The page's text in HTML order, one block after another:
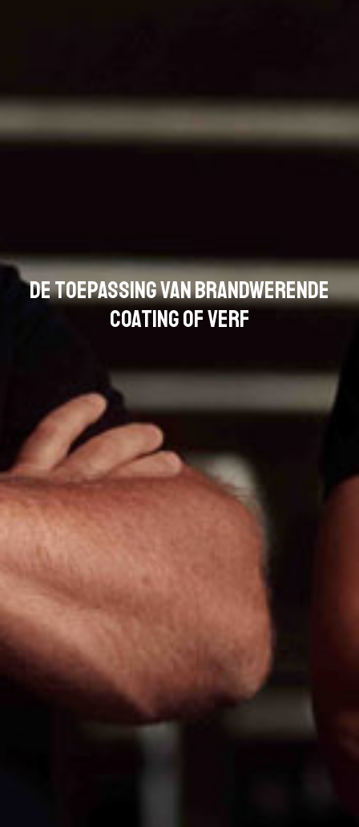
De toepassing van brandwerende
coating of verf